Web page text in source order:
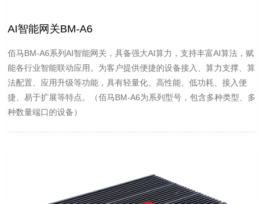
AI智能网关BM-A6
佰马BM-A6系列AI智能网关，具备强大AI算力，支持丰富AI算法，赋
能各行业智能联动应用。为客户提供便捷的设备接入、算力支撑、算
法配置、应用升级等功能，具有轻量化、高性能、低功耗、接入便
捷、易于扩展等特点。（佰马BM-A6为系列型号，包含多种类型、多
种数量端口的设备）